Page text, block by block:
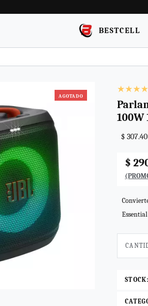
BESTCELL
AGOTADO
100W
$ 307.40
$
STOCK: